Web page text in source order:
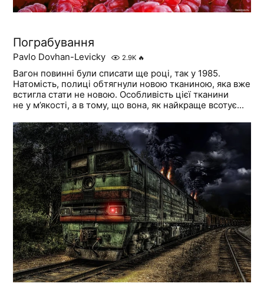
Пограбування
Pavlo Dovhan-Levicky 2.9K 🔥
Вагон повинні були списати ще році, так у 1985.
Натомість, полиці обтягнули новою тканиною, яка вже
встигла стати не новою. Особливість цієї тканини
не у м’якості, а в тому, що вона, як найкраще всотує...